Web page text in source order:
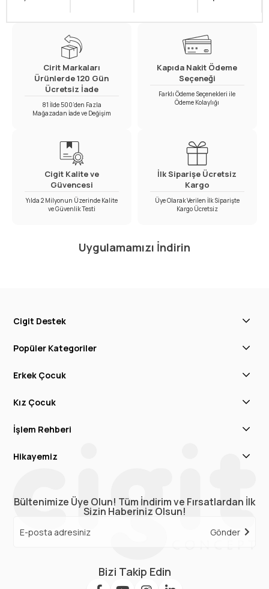
Cirit Markaları
Ürünlerde 120 Gün
Ücretsiz İade
81 İlde 500’den Fazla
Mağazadan İade ve Değişim
Kapıda Nakit Ödeme
Seçeneği
Farklı Ödeme Seçenekleri ile
Ödeme Kolaylığı
Cigit Kalite ve
Güvencesi
Yılda 2 Milyonun Üzerinde Kalite
ve Güvenlik Testi
İlk Siparişe Ücretsiz
Kargo
Üye Olarak Verilen İlk Siparişte
Kargo Ücretsiz
Uygulamamızı İndirin
Cigit Destek
Popüler Kategoriler
Erkek Çocuk
Kız Çocuk
İşlem Rehberi
Hikayemiz
Bültenimize Üye Olun! Tüm İndirim ve Fırsatlardan İlk
Sizin Haberiniz Olsun!
Gönder
Bizi Takip Edin